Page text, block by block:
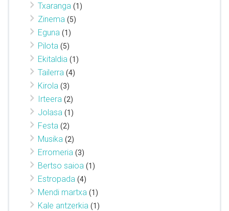
Txaranga (1)
Zinema (5)
Eguna (1)
Pilota (5)
Ekitaldia (1)
Tailerra (4)
Kirola (3)
Irteera (2)
Jolasa (1)
Festa (2)
Musika (2)
Erromeria (3)
Bertso saioa (1)
Estropada (4)
Mendi martxa (1)
Kale antzerkia (1)